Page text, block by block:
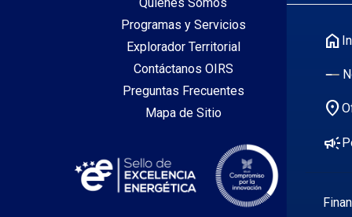
home
location_on
campaign
Programas y Servicios
Explorador Territorial
Contáctanos OIRS
Preguntas Frecuentes
Mapa de Sitio